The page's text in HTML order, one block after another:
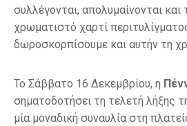
συλλέγονται, απολυμαίνονται και
χρωματιστό χαρτί
δωροσκορπίσουμε και αυτήν τη
Το Σάββατο 16 Δεκεμβρίου, η
σηματοδοτήσει τη τελετή λήξης
μία μοναδική συναυλία στη